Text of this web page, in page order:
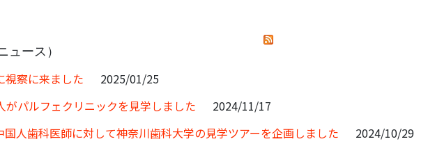
ュース）
察に来ました
2025/01/25
がパルフェクリニックを見学しました
2024/11/17
人歯科医師に対して神奈川歯科大学の見学ツアーを企画しました
2024/10/29